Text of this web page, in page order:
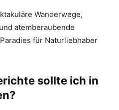
Wanderwege,
atemberaubende
für Naturliebhaber
sollte ich in